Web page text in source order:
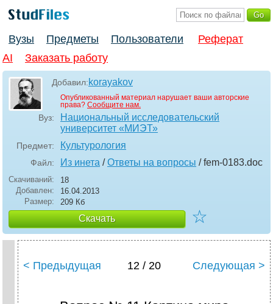
Вузы Предметы Пользователи
Реферат
AI
Заказать работу
Добавил:korayakov
Опубликованный материал нарушает ваши авторские
права? Сообщите нам.
Вуз:
Национальный исследовательский
университет «МИЭТ»
Предмет: Культурология
Файл: Из инета /Ответы на вопросы / fem-0183.doc
Скачиваний:
18
Добавлен:
16.04.2013
Размер:
209 Кб
Скачать ☆
< Предыдущая 12 / 20 Следующая >